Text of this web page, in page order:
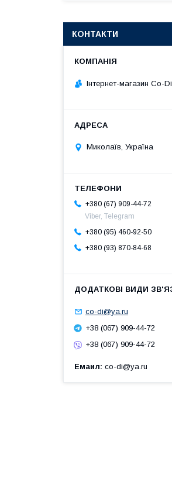
КОНТАКТИ
Інтернет-магазин Co-Di
Миколаїв, Україна
+380 (67) 909-44-72
Viber, Telegram
+380 (95) 460-92-50
+380 (93) 870-84-68
co-di@ya.ru
+38 (067) 909-44-72
+38 (067) 909-44-72
Емаил co-di@ya.ru